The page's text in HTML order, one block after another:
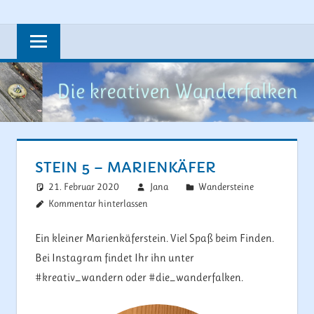
springen
DIE
KREATIVEN
Steine,
Wandern,
fahren
und
vieles
STEIN 5 – MARIENKÄFER
21. Februar 2020 Jana
Wandersteine
Kommentar hinterlassen
Ein kleiner Marienkäferstein. Viel Spaß beim Finden.
Bei Instagram findet Ihr ihn unter
#kreativ_wandern oder #die_wanderfalken.